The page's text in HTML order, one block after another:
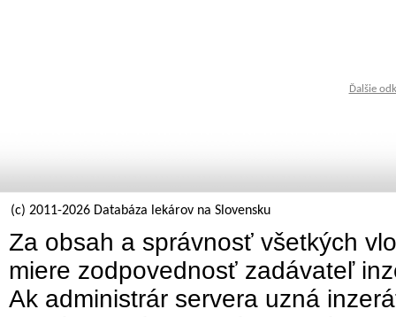
Ďalšie
(c) 2011-2026 Databáza lekárov na Slovensku
Za obsah a správnosť všetkých
miere zodpovednosť zadávateľ
Ak administrár servera uzná